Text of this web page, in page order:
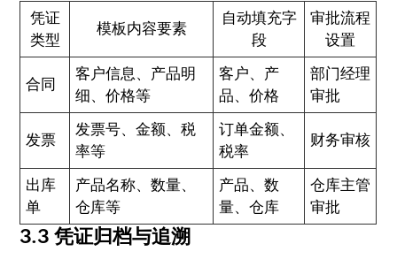
凭证
类型
模板内容要素
自动填充字
段
审批流程
设置
合同
客户信息、产品明
细、价格等
客户、产
品、价格
部门经理
审批
发票
发票号、金额、税
率等
订单金额、
税率
财务审核
出库
单
产品名称、数量、
仓库等
产品、数
量、仓库
仓库主管
审批
3.3 凭证归档与追溯